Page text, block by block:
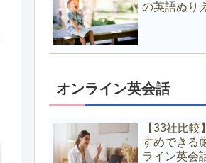
の英語ぬり
オンライン英会話
【33社比
すめできる
ライン英会